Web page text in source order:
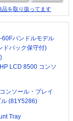
品を取り扱ってます
60Fバンドルモデル
ドバック保守付)
LCD 8500 コンソ
ンソール・ブレイ
(81Y5286)
Tray